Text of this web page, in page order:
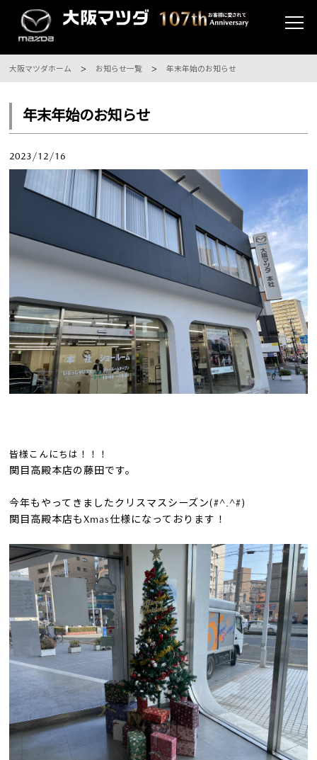
大阪マツダホーム お知らせ一覧 年末年始のお知らせ
年末年始のお知らせ
2023/12/16
皆様 こんにちは！！！
関目高殿本店の藤田です。
今年もやってきましたクリスマスシーズン(#^.^#)
関目高殿本店もXmas仕様になっております！